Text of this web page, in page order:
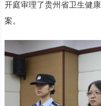
开庭审理了贵州省卫生健
案。